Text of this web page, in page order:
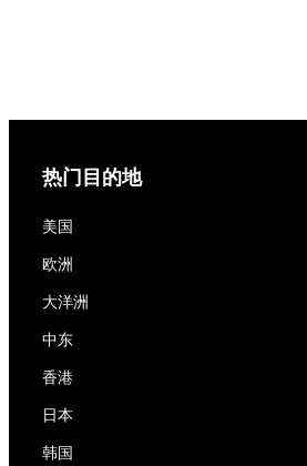
热门目的地
美国
欧洲
大洋洲
中东
香港
日本
韩国